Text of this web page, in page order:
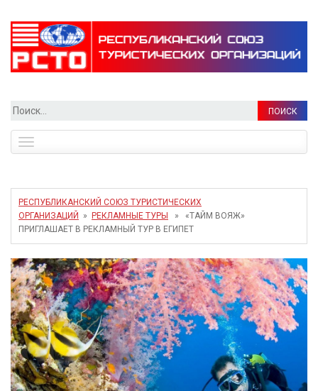
Найти:
navigation
РЕСПУБЛИКАНСКИЙ СОЮЗ ТУРИСТИЧЕСКИХ
ОРГАНИЗАЦИЙ
» РЕКЛАМНЫЕ ТУРЫ
» «ТАЙМ ВОЯЖ»
ПРИГЛАШАЕТ В РЕКЛАМНЫЙ ТУР В ЕГИПЕТ